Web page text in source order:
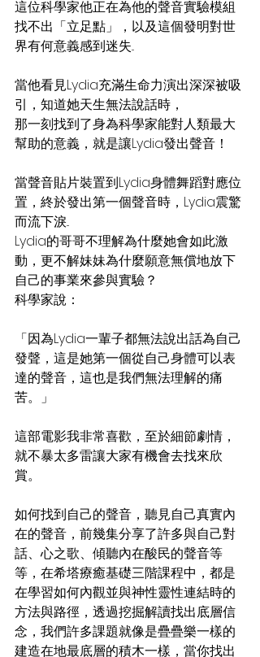
這位科學家他正在為他的聲音實驗模組
找不出「立足點」，以及這個發明對世
界有何意義感到迷失...
當他看見Lydia充滿生命力演出深深被吸
引，知道她天生無法說話時，
那一刻找到了身為科學家能對人類最大
幫助的意義，就是讓Lydia發出聲音！
當聲音貼片裝置到Lydia身體舞蹈對應位
置，終於發出第一個聲音時，Lydia震驚
而流下淚...
Lydia的哥哥不理解為什麼她會如此激
動，更不解妹妹為什麼願意無償地放下
自己的事業來參與實驗？
科學家說：
「因為Lydia一輩子都無法說出話為自己
發聲，這是她第一個從自己身體可以表
達的聲音，這也是我們無法理解的痛
苦。」
這部電影我非常喜歡，至於細節劇情，
就不暴太多雷讓大家有機會去找來欣
賞。
如何找到自己的聲音，聽見自己真實內
在的聲音，前幾集分享了許多與自己對
話、心之歌、傾聽內在酸民的聲音等
等，在希塔療癒基礎三階課程中，都是
在學習如何內觀並與神性靈性連結時的
方法與路徑，透過挖掘解讀找出底層信
念，我們許多課題就像是疊疊樂一樣的
建造在地最底層的積木一樣，當你找出